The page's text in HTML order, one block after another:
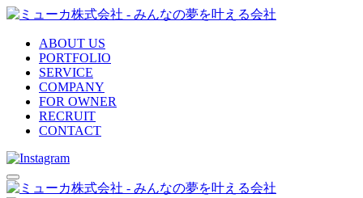
ABOUT US
PORTFOLIO
SERVICE
COMPANY
FOR OWNER
RECRUIT
CONTACT